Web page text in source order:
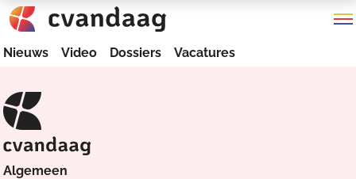
Nieuws Video Dossiers Vacatures
Algemeen